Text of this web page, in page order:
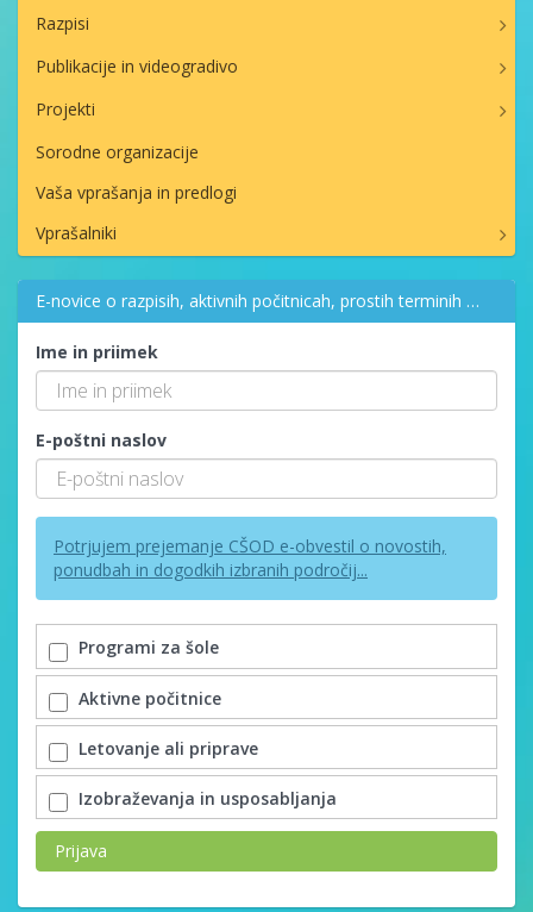
Razpisi
Publikacije in videogradivo
Projekti
Sorodne organizacije
Vaša vprašanja in predlogi
Vprašalniki
E-novice o razpisih, aktivnih počitnicah, prostih terminih …
Ime in priimek
E-poštni naslov
Potrjujem prejemanje CŠOD e-obvestil o novostih,
ponudbah in dogodkih izbranih področij...
Programi za šole
Aktivne počitnice
Letovanje ali priprave
Izobraževanja in usposabljanja
Prijava